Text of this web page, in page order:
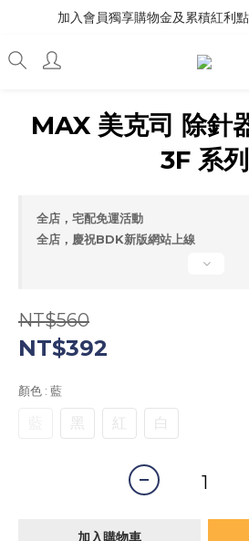
加入會員獨享購物金及累積紅利
MAX 美克司 除針
3F 系列
全店，宅配免運活動
全店，慶祝BDK新版網站上線
NT$560
NT$392
顏色 : 藍
黑 紅 白
加入購物車